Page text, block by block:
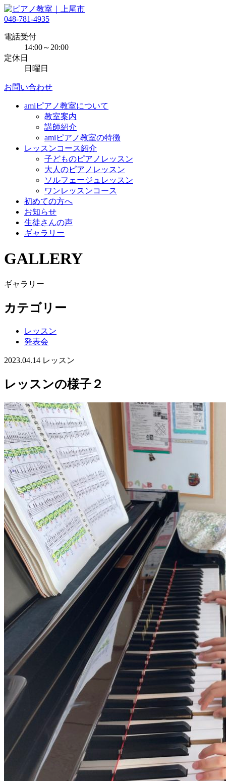
048-781-4935
電話受付
14:00～20:00
定休日
日曜日
お問い合わせ
amiピアノ教室について
教室案内
講師紹介
amiピアノ教室の特徴
レッスンコース紹介
子どものピアノレッスン
大人のピアノレッスン
ソルフェージュレッスン
ワンレッスンコース
初めての方へ
お知らせ
生徒さんの声
ギャラリー
GALLERY
ギャラリー
カテゴリー
レッスン
発表会
2023.04.14 レッスン
レッスンの様子２